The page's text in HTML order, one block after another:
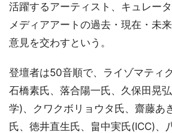
活躍するアーティスト、キュレータ
メディアアートの過去・現在・未
意見を交わすという。
登壇者は50音順で、ライゾマティ
石橋素氏、落合陽一氏、久保田晃
学)、クワクボリョウタ氏、齋藤あ
氏、徳井直生氏、畠中実氏(ICC)、